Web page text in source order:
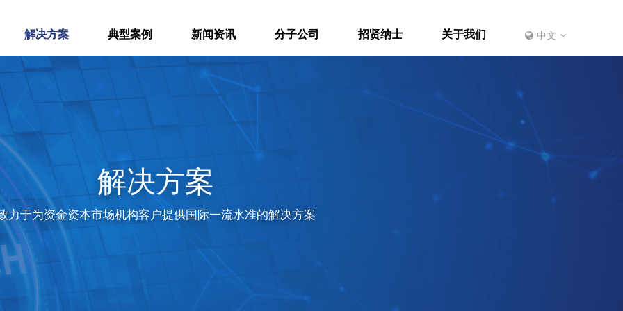
中文
解决方案 典型案例 新闻资讯 分子公司 招贤纳士 关于我们
解决方案
力于为资金资本市场机构客户提供国际一流水准的解决方案